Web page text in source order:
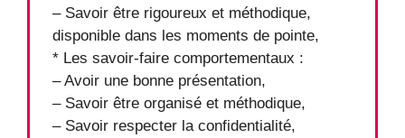
– Savoir être rigoureux et méthodique,
disponible dans les moments de pointe,
* Les savoir-faire comportementaux :
– Avoir une bonne présentation,
– Savoir être organisé et méthodique,
– Savoir respecter la confidentialité,